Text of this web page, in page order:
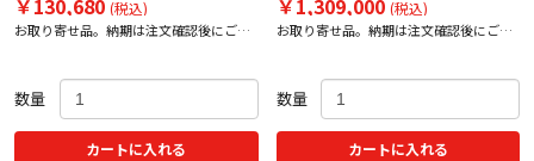
(税込)
お取り寄せ品。納期は注文確認後にご案
数量
カートに入れる
(税込)
お取り寄せ品。納期は注文確認後にご案
数量
カートに入れる